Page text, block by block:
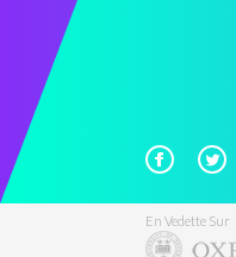
En Vedette Sur